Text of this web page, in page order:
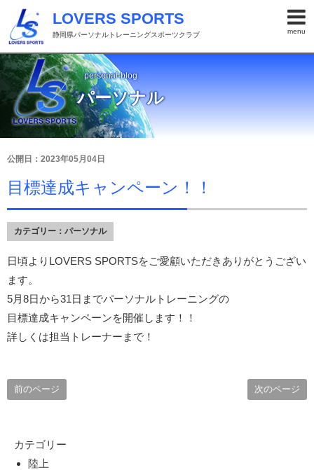
menu
LOVERS SPORTS
静岡県パーソナルトレーニングスポーツクラブ
personal-blog
パーソナル
公開日：2023年05月04日
目標達成キャンペーン！！
カテゴリー： パーソナル
日頃よりLOVERS SPORTSをご愛顧いただきありがとうござい
ます。
5月8日から31日までパーソナルトレーニングの
目標達成キャンペーンを開催します！！
詳しくは担当トレーナーまで！
前のページ 次のページ
カテゴリー
陸上